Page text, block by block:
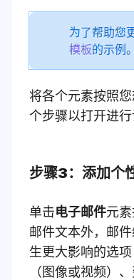
为了帮助您
模板的示例。
将各个元素按照
个步骤以打开进行
步骤3：添加个
单击电子邮件元
邮件文本外，邮
生更大影响的选
（图像或视频）